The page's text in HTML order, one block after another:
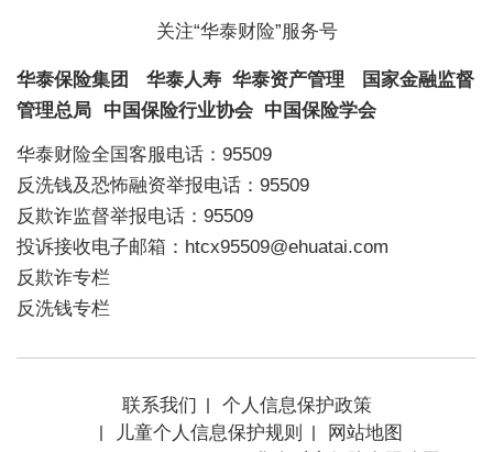
关注“华泰财险”服务号
华泰保险集团 华泰人寿 华泰资产管理
国家金融监督
管理总局
中国保险行业协会 中国保险学会
华泰财险全国客服电话：95509
反洗钱及恐怖融资举报电话：95509
反欺诈监督举报电话：95509
投诉接收电子邮箱：htcx95509@ehuatai.com
反欺诈专栏
反洗钱专栏
联系我们
个人信息保护政策
儿童个人信息保护规则
网站地图